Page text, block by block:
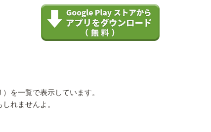
を一覧で表示しています。
れませんよ。